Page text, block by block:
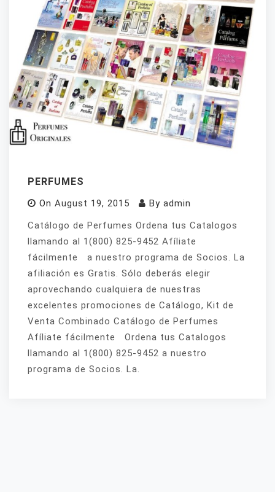
PERFUMES
On August 19, 2015 By admin
Catálogo de Perfumes Ordena tus Catalogos
llamando al 1(800) 825-9452 Afíliate
fácilmente a nuestro programa de Socios. La
afiliación es Gratis. Sólo deberás elegir
aprovechando cualquiera de nuestras
excelentes promociones de Catálogo, Kit de
Venta Combinado Catálogo de Perfumes
Afíliate fácilmente Ordena tus Catalogos
llamando al 1(800) 825-9452 a nuestro
programa de Socios. La.